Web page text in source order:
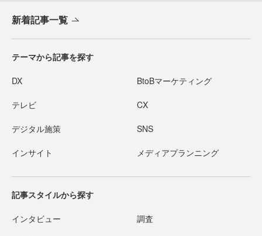
新着記事一覧
テーマから記事を探す
DX BtoBマーケティング
テレビ CX
デジタル施策 SNS
インサイト メディアプランニング
記事スタイルから探す
インタビュー 調査